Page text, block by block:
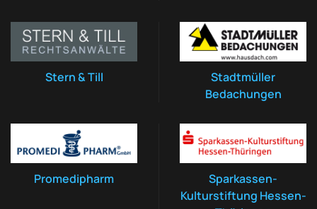
Stern & Till
Stadtmüller
Bedachungen
Promedipharm
Sparkassen-
Kulturstiftung Hessen-